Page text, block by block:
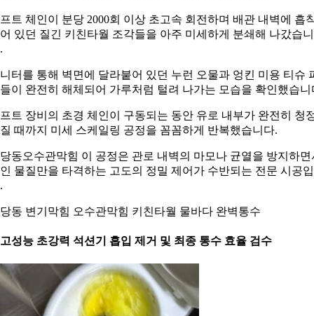
트 체인이 분당 2000회 이상 초고속 회전하며 배관 내벽에 흡
있던 질긴 키친타월 조각들을 아주 미세하게 분쇄해 나갔습니
터를 통해 벽면에 달라붙어 있던 누런 오물과 엉킨 미용 티슈
이 완전히 해체되어 가루처럼 털려 나가는 모습을 확인했습니
트 장비의 초경 체인이 구동되는 동안 유로 내부가 완전히 청
때까지 미세 스케일링 공정을 꼼꼼하게 반복했습니다.
동오수관막힘 이 공정은 관로 내벽의 마모나 균열을 방지하면
물질만을 타격하는 고도의 정밀 제어가 수반되는 전문 시공
동 변기막힘 오수관막힘 키친타월 물바다 완벽통수
성능 초강력 석션기 흡입 제거 및 최종 통수 효율 검수